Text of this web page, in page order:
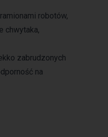
robotów,
chwytaka,
zabrudzonych
na